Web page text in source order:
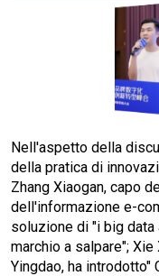
Nell'aspetto della
della pratica di
Zhang Xiaogan, capo
dell'informazione e-
soluzione di "i big
marchio a salpare";
Yingdao, ha introdotto"